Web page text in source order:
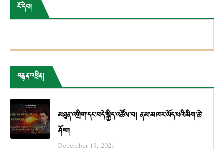
ངོ་དེབ།
བརྙན་འཕྲིན།
མཐུན་འགྲིག་དང་བདེ་སྐྱིད་འཚོལ་བ། ནམ་མཁར་ཡོད་པའི་མིག་ཆེ་
ཤོས།
December 19, 2021